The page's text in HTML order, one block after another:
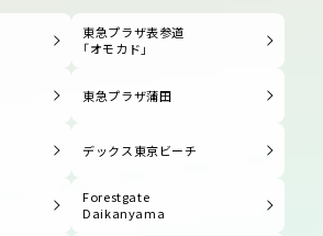
東急プラザ表参道
「オモカド」
東急プラザ蒲田
デックス東京ビーチ
Forestgate
Daikanyama